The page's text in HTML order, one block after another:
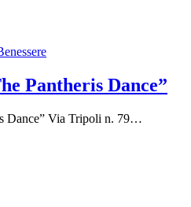
Pantheris Dance”
Dance” Via Tripoli n. 79…